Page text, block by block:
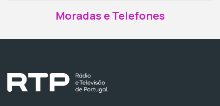
Moradas e Telefones